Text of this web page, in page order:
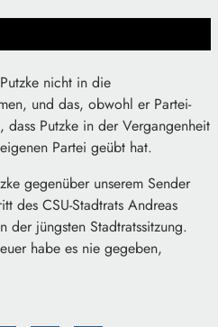
nicht in die
und das, obwohl er Partei-
Putzke in der Vergangenheit
Partei geübt hat.
gegenüber unserem Sender
des CSU-Stadtrats Andreas
der jüngsten Stadtratssitzung.
habe es nie gegeben,